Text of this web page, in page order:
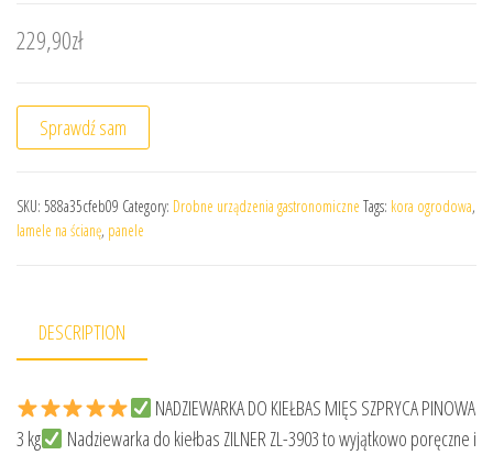
229,90zł
Sprawdź sam
SKU: 588a35cfeb09 Category: Drobne urządzenia gastronomiczne Tags: kora ogrodowa,
lamele na ścianę, panele
DESCRIPTION
NADZIEWARKA DO KIEŁBAS MIĘS SZPRYCA PINOWA
3 kg
Nadziewarka do kiełbas ZILNER ZL-3903 to wyjątkowo poręczne i